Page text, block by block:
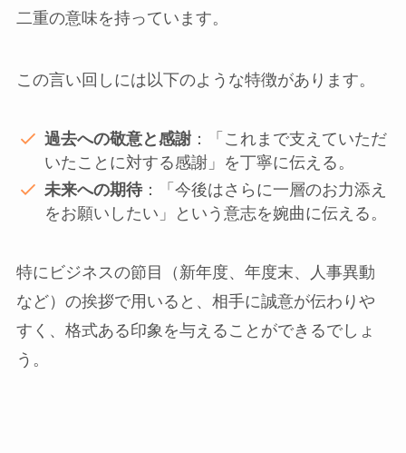
二重の意味を持っています。
この言い回しには以下のような特徴があります。
過去への敬意と感謝 ：「これまで支えていただ
いたことに対する感謝」を丁寧に伝える。
未来への期待：「今後はさらに一層のお力添え
をお願いしたい」という意志を婉曲に伝える。
特にビジネスの節目（新年度、年度末、人事異動
など）の挨拶で用いると、相手に誠意が伝わりや
すく、格式ある印象を与えることができるでしょ
う。